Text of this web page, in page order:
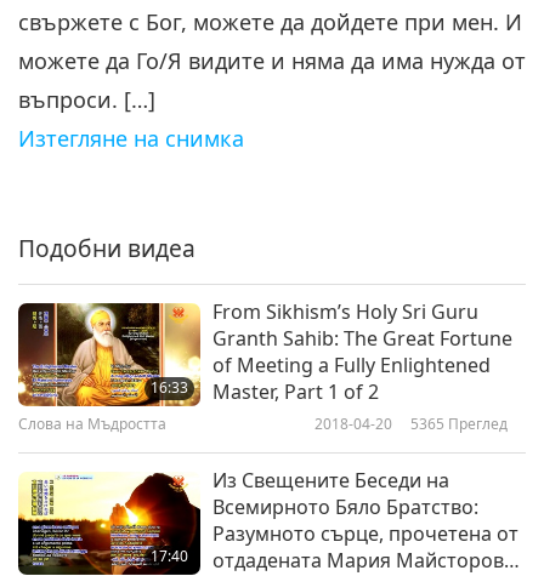
7
за част 7 на лекцията „Този,
който осъзнава Бог и
Върховния Учител Чинг Хай
Слова на Мъдростта
отговори”, изнесена от
Върховния Учител Чинг Хай
(веган) в Коста Рика, 29 май
1991 г
Слова на Мъдростта 2024-01-02 7348Преглед
9
за част 9 на лекцията „Този,
който осъзнава Бог и
Спасителя: Въпроси и
отговори”, изнесена от
Върховния Учител Чинг Хай
(веган) в Коста Рика, 29 май
1991 г
Слова на Мъдростта 2024-01-03 6041Преглед
свържете с Бог, можете да дойдете при мен. И
можете да Го/Я видите и няма да има нужда от
въпроси. […]
Изтегляне на снимка
Подобни видеа
16:33
From Sikhism’s Holy Sri Guru
Granth Sahib: The Great Fortune
of Meeting a Fully Enlightened
Master, Part 1 of 2
Слова на Мъдростта 2018-04-20 5365 Преглед
17:40
Из Свещените Беседи на
Всемирното Бяло Братство:
Разумното сърце, прочетена от
отдадената Мария Майсторова,